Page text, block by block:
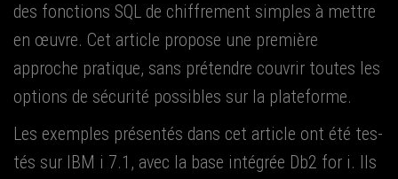
des fonc­tions SQL de chif­fre­ment simples à mettre
en œuvre. Cet article pro­pose une pre­mière
approche pra­tique, sans pré­tendre cou­vrir toutes les
options de sécu­ri­té pos­sibles sur la plateforme.
Les exemples pré­sen­tés dans cet article ont été tes­
tés sur IBM i 7.1, avec la base inté­grée Db2 for i. Ils